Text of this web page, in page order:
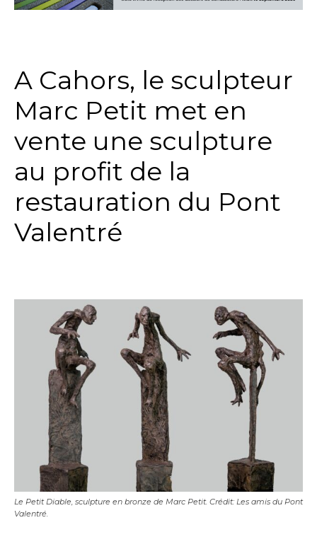
A Cahors, le sculpteur
Marc Petit met en
vente une sculpture
au profit de la
restauration du Pont
Valentré
Le Petit Diable, sculpture en bronze de Marc Petit. Crédit: Les amis du Pont
Valentré.